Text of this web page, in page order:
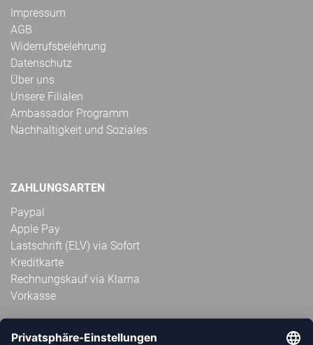
Impressum
AGB
Widerrufsbelehrung
Datenschutz
Über uns
Unsere Filialen
Ambassador Programm
Nachhaltigkeit und Soziales
ZAHLUNGSARTEN
Paypal
Apple Pay
Lastschrift (ELV) via Sofort
Kreditkarte
Rechnungskauf via Klarna
Vorkasse